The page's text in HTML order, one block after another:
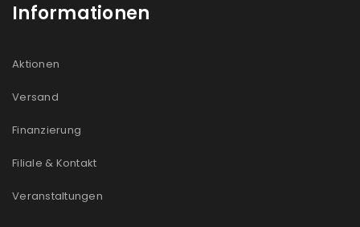
Informationen
Aktionen
Versand
Finanzierung
Filiale & Kontakt
Veranstaltungen